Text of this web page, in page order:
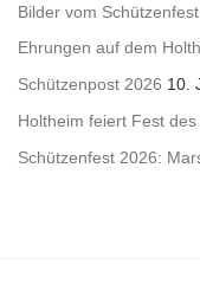
Bilder vom
Ehrungen auf dem
Schützenpost 2026 10.
Holtheim feiert Fest
Schützenfest 2026: